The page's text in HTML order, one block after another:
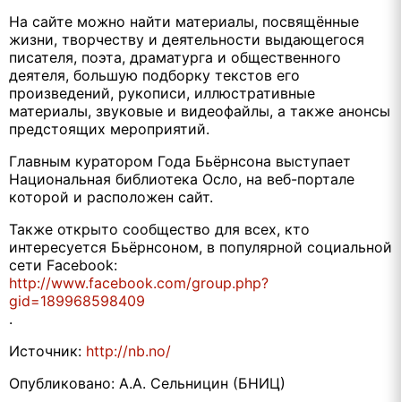
На сайте можно найти материалы, посвящённые
жизни, творчеству и деятельности выдающегося
писателя, поэта, драматурга и общественного
деятеля, большую подборку текстов его
произведений, рукописи, иллюстративные
материалы, звуковые и видеофайлы, а также анонсы
предстоящих мероприятий.
Главным куратором Года Бьёрнсона выступает
Национальная библиотека Осло, на веб-портале
которой и расположен сайт.
Также открыто сообщество для всех, кто
интересуется Бьёрнсоном, в популярной социальной
сети Facebook:
http://www.facebook.com/group.php?
gid=189968598409
.
Источник: http://nb.no/
Опубликовано: А.А. Сельницин (БНИЦ)